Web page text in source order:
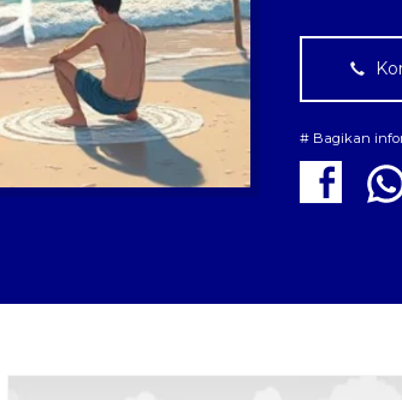
# Bagikan